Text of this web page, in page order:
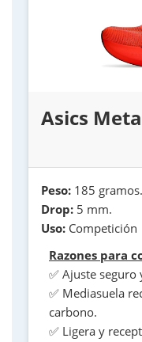
Asics
Peso: 185 gramos.
Drop: 5 mm.
Uso: Competición
Razones para
✅ Ajuste seguro
✅ Mediasuela
carbono.
✅ Ligera y